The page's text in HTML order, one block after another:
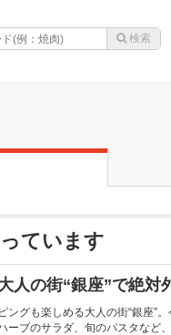
ています
人の街“銀座”で絶対
ングも楽しめる大人の街“銀座”
ーブのサラダ、旬のパスタなど